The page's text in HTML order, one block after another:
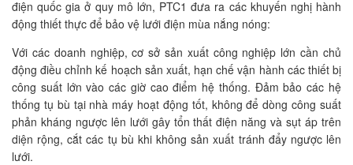
điện quốc gia ở quy mô lớn, PTC1 đưa ra các khuyến nghị hành
động thiết thực để bảo vệ lưới điện mùa nắng nóng:
Với các doanh nghiệp, cơ sở sản xuất công nghiệp lớn cần chủ
động điều chỉnh kế hoạch sản xuất, hạn chế vận hành các thiết bị
công suất lớn vào các giờ cao điểm hệ thống. Đảm bảo các hệ
thống tụ bù tại nhà máy hoạt động tốt, không để dòng công suất
phản kháng ngược lên lưới gây tổn thất điện năng và sụt áp trên
diện rộng, cắt các tụ bù khi không sản xuất tránh đẩy ngược lên
lưới.